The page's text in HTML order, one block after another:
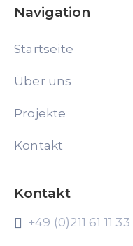
Navigation
Startseite
Über uns
Projekte
Kontakt
Kontakt
+49 (0)211 61 11 33